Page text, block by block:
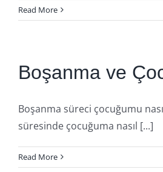
Read More
Boşanma ve
Boşanma süreci çocuğumu
süresinde çocuğuma nasıl [...]
Read More